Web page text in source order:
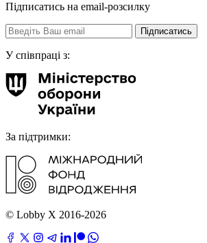
Підписатись на email-розсилку
У співпраці з:
За підтримки:
© Lobby X 2016-2026